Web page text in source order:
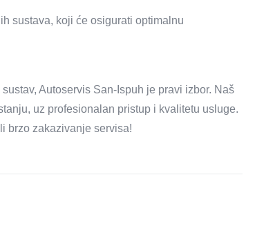
sustava, koji će osigurati optimalnu
Autoservis San-Ispuh je pravi izbor. Naš
uz profesionalan pristup i kvalitetu usluge.
brzo zakazivanje servisa!